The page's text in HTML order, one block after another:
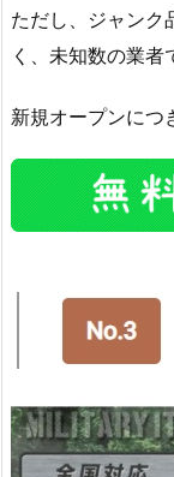
ただし、ジャンク
く、未知数の業者
新規オープンにつ